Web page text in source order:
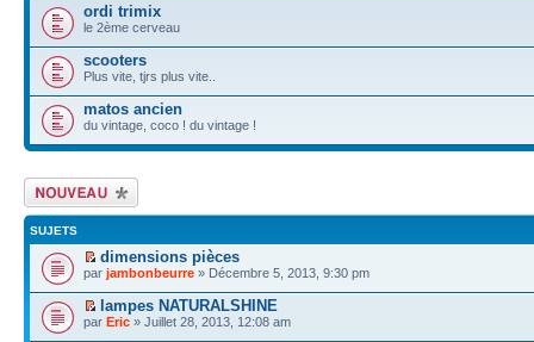
ordi trimix
le 2ème cerveau
scooters
Plus vite, tjrs plus vite..
matos ancien
du vintage, coco ! du vintage !
Écrire un nouveau
sujet
SUJETS
dimensions pièces
par jambonbeurre » Décembre 5, 2013, 9:30 pm
lampes NATURALSHINE
par Eric » Juillet 28, 2013, 12:08 am